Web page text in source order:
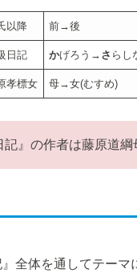
以降 前→後
日記 かげろう→ さ らし
孝標女 母→女(むすめ)
記』の作者は藤原道綱
』全体を通してテーマ